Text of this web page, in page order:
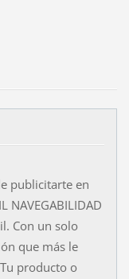
publicitarte en
NAVEGABILIDAD
Con un solo
que más le
producto o